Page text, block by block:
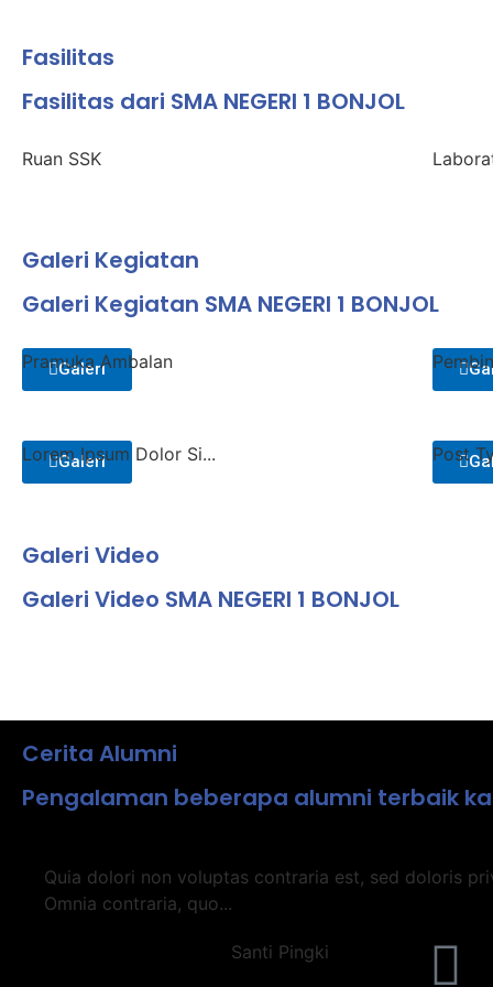
Fasilitas
Fasilitas dari SMA NEGERI 1 BONJOL
Ruan SSK
Galeri Kegiatan
Galeri Kegiatan SMA NEGERI 1 BONJOL
Galeri
Pramuka Ambalan
Galeri
Lorem Ipsum Dolor Si... Post
Galeri Video
Galeri Video SMA NEGERI 1 BONJOL
Cerita Alumni
Pengalaman beberapa alumni terbaik
Quia dolori non voluptas contraria est, sed doloris
Omnia contraria, quo...
Santi Pingki